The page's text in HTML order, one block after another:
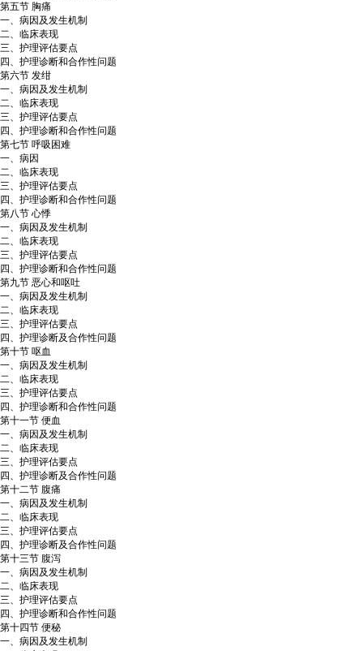
第五节 胸痛
一、病因及发生机制
二、临床表现
三、护理评估要点
四、护理诊断和合作性问题
第六节 发绀
一、病因及发生机制
二、临床表现
三、护理评估要点
四、护理诊断和合作性问题
第七节 呼吸困难
一、病因
二、临床表现
三、护理评估要点
四、护理诊断和合作性问题
第八节 心悸
一、病因及发生机制
二、临床表现
三、护理评估要点
四、护理诊断和合作性问题
第九节 恶心和呕吐
一、病因及发生机制
二、临床表现
三、护理评估要点
四、护理诊断及合作性问题
第十节 呕血
一、病因及发生机制
二、临床表现
三、护理评估要点
四、护理诊断和合作性问题
第十一节 便血
一、病因及发生机制
二、临床表现
三、护理评估要点
四、护理诊断及合作性问题
第十二节 腹痛
一、病因及发生机制
二、临床表现
三、护理评估要点
四、护理诊断及合作性问题
第十三节 腹泻
一、病因及发生机制
二、临床表现
三、护理评估要点
四、护理诊断和合作性问题
第十四节 便秘
一、病因及发生机制